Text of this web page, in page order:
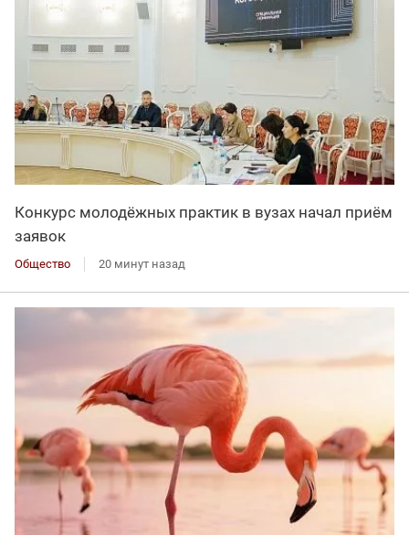
Конкурс молодёжных практик в вузах начал приём
заявок
Общество 20 минут назад